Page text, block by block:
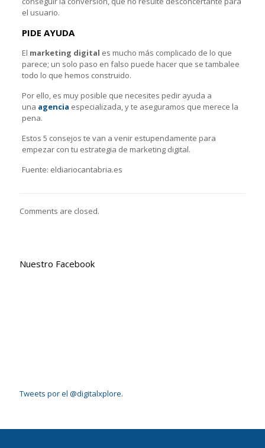
el usuario.
PIDE AYUDA
El marketing digital es mucho más complicado de lo que
parece; un solo paso en falso puede hacer que se tambalee
todo lo que hemos construido.
Por ello, es muy posible que necesites pedir ayuda a
una agencia especializada, y te aseguramos que merece la
pena.
Estos 5 consejos te van a venir estupendamente para
empezar con tu estrategia de marketing digital.
Fuente: eldiariocantabria.es
Comments are closed.
Nuestro Facebook
Tweets por el @digitalxplore.